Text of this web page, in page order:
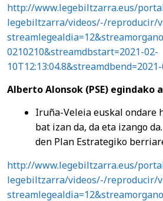
http://www.legebiltzarra.eus/
legebiltzarra/videos/-/reproducir/
0210210&streamdbstart=2021-02-
Alberto Alonsok (PSE) egindako
Iruña-Veleia euskal ondare
bat izan da, da eta izango
den Plan Estrategiko
http://www.legebiltzarra.eus/
legebiltzarra/videos/-/reproducir/